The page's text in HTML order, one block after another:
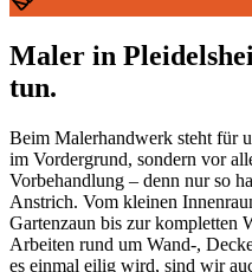
Maler in
tun.
Beim Malerhandwerk steht für
im Vordergrund, sondern vor
Vorbehandlung – denn nur so
Anstrich. Vom kleinen
Gartenzaun bis zur kompletten
Arbeiten rund um Wand-,
es einmal eilig wird, sind wir